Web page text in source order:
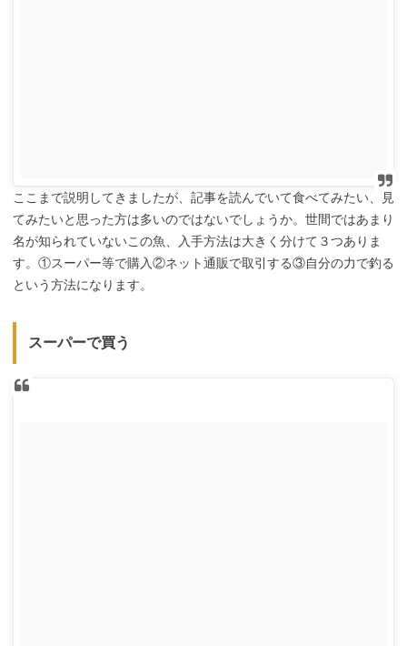
ここまで説明してきましたが、記事を読んでいて食べてみたい、見
てみたいと思った方は多いのではないでしょうか。世間ではあまり
名が知られていないこの魚、入手方法は大きく分けて３つありま
す。①スーパー等で購入②ネット通販で取引する③自分の力で釣る
という方法になります。
スーパーで買う